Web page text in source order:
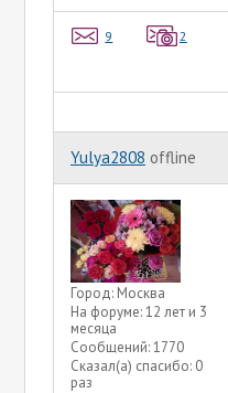
9 2
Yulya2808 offline
Город: Москва
На форуме:12 лет и 3
месяца
Сообщений:1770
Сказал(а) спасибо: 0
раз